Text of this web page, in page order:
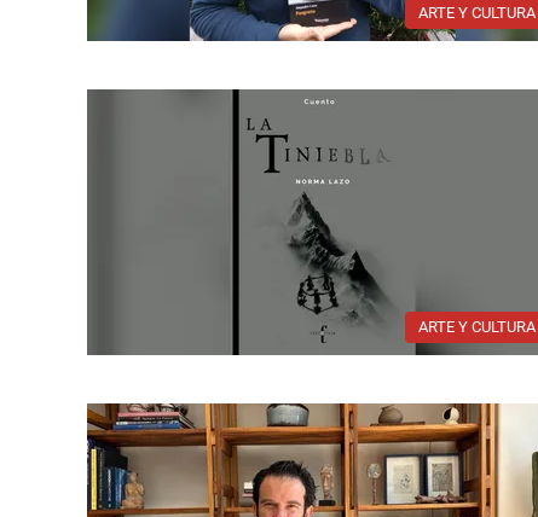
ARTE Y CULTURA
ARTE Y CULTURA